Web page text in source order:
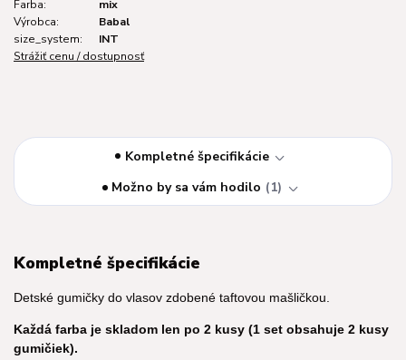
Farba:
mix
Výrobca:
Babal
size_system:
INT
Strážiť cenu / dostupnosť
Kompletné špecifikácie
Možno by sa vám hodilo
1
Kompletné špecifikácie
Detské gumičky do vlasov zdobené taftovou mašličkou.
Každá farba je skladom len po 2 kusy (1 set obsahuje 2 kusy
gumičiek).